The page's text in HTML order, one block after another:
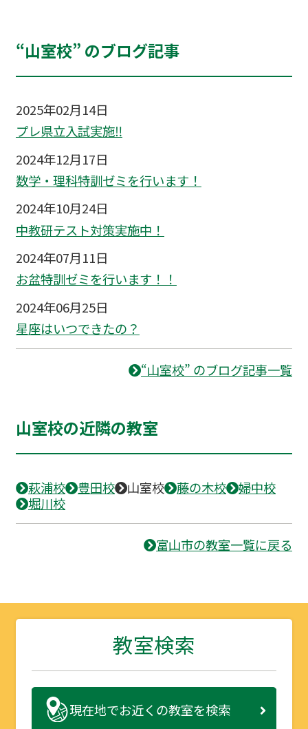
“山室校” のブログ記事
2025年02月14日
プレ県立入試実施‼
2024年12月17日
数学・理科特訓ゼミを行います！
2024年10月24日
中教研テスト対策実施中！
2024年07月11日
お盆特訓ゼミを行います！！
2024年06月25日
星座はいつできたの？
“山室校” のブログ記事一覧
山室校の近隣の教室
萩浦校 豊田校 山室校 藤の木校
婦中校
堀川校
富山市の教室一覧に戻る
教室検索
現在地でお近くの教室を検索